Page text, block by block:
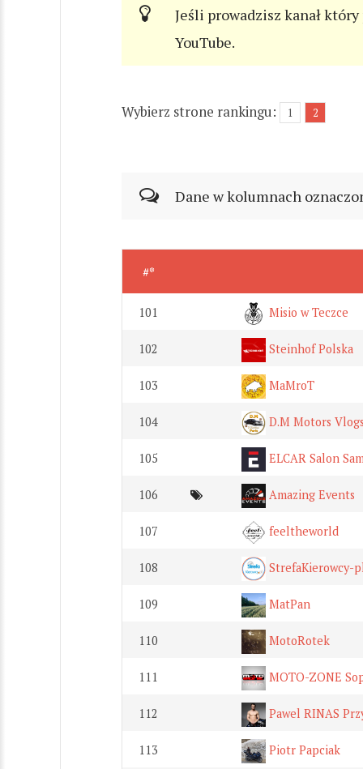
Jeśli prowadzisz kanał
YouTube.
Wybierz strone rankingu: 1 2
Dane w kolumnach
#*
101 Misio w Teczce
102 Steinhof Polska
103 MaMroT
104 D.M Motors
105 ELCAR Salon
106 Amazing Events
107 feeltheworld
108 StrefaKierowcy-
109 MatPan
110 MotoRotek
111 MOTO-ZONE
112 Pawel RINAS
113 Piotr Papciak